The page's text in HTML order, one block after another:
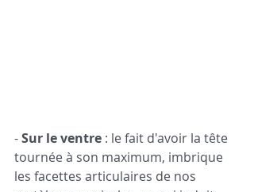
- Sur le ventre : le fait d'avoir la tête
tournée à son maximum, imbrique
les facettes articulaires de nos